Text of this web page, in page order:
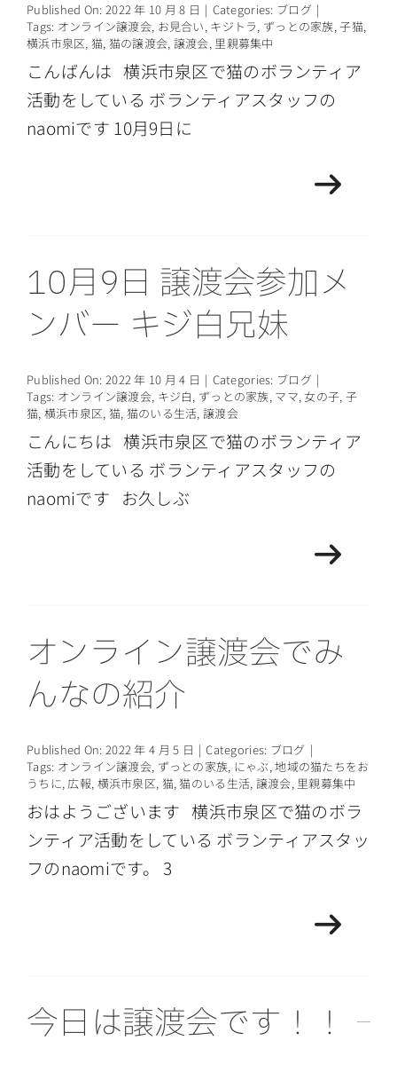
Published On: 2022 年 10 月 8 日 | Categories: ブログ |
Tags: オンライン譲渡会, お見合い, キジトラ, ずっとの家族,子猫,
横浜市泉区, 猫, 猫の譲渡会, 譲渡会, 里親募集中
こんばんは 横浜市泉区で猫のボランティア
活動をしている ボランティアスタッフの
naomiです 10月9日に
10月9日 譲渡会参加メ
ンバー キジ白兄妹
Published On: 2022 年 10 月 4 日 | Categories: ブログ |
Tags: オンライン譲渡会, キジ白, ずっとの家族, ママ,女の子, 子
猫, 横浜市泉区, 猫, 猫のいる生活,譲渡会
こんにちは 横浜市泉区で猫のボランティア
活動をしている ボランティアスタッフの
naomiです お久しぶ
オンライン譲渡会でみ
んなの紹介
Published On: 2022 年 4 月 5 日 | Categories: ブログ |
Tags: オンライン譲渡会, ずっとの家族, にゃぶ,地域の猫たちをお
うちに, 広報, 横浜市泉区, 猫,猫のいる生活, 譲渡会, 里親募集中
おはようございます 横浜市泉区で猫のボラ
ンティア活動をしている ボランティアスタッ
フのnaomiです。 3
今日は譲渡会です！！